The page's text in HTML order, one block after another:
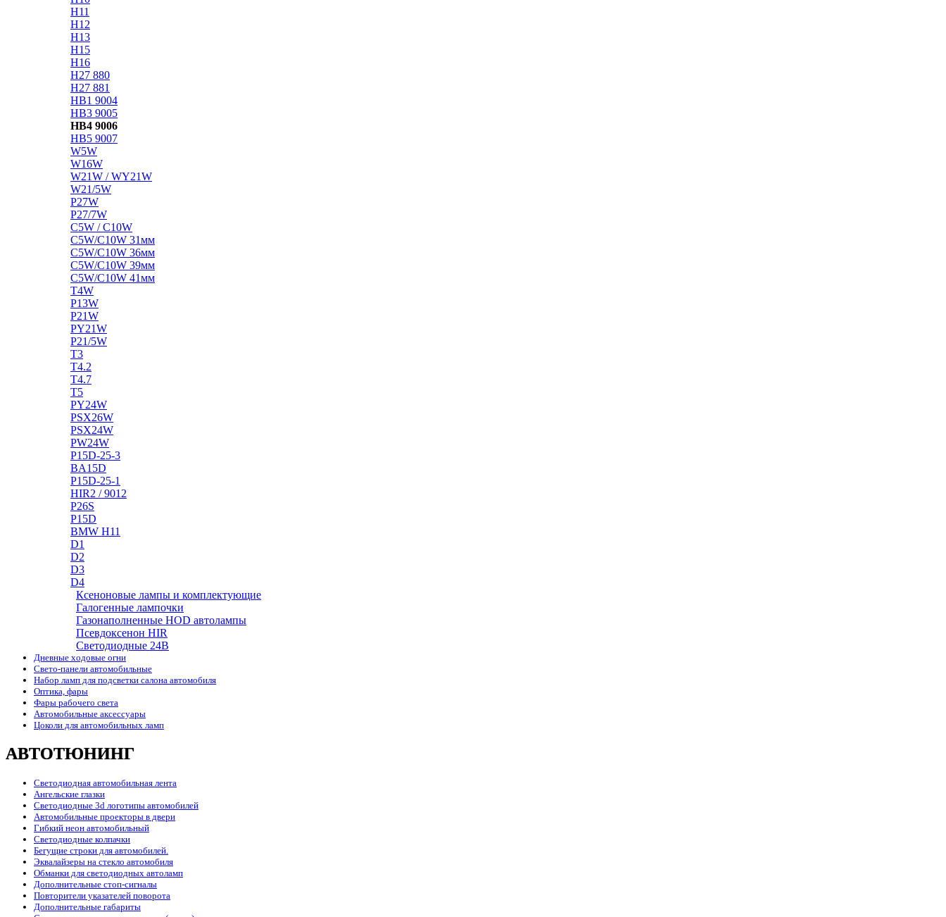
H11
H12
H13
H15
H16
H27 880
H27 881
HB1 9004
HB3 9005
HB4 9006
HB5 9007
W5W
W16W
W21W / WY21W
W21/5W
P27W
P27/7W
C5W / C10W
C5W/C10W 31мм
C5W/C10W 36мм
C5W/C10W 39мм
C5W/C10W 41мм
T4W
P13W
P21W
PY21W
P21/5W
T3
T4.2
T4.7
T5
PY24W
PSX26W
PSX24W
PW24W
P15D-25-3
BA15D
P15D-25-1
HIR2 / 9012
P26S
P15D
BMW H11
D1
D2
D3
D4
Ксеноновые лампы и комплектующие
Галогенные лампочки
Газонаполненные HOD автолампы
Псевдоксенон HIR
Cветодиодные 24B
Дневные ходовые огни
Свето-панели автомобильные
Набор ламп для подсветки салона автомобиля
Оптика, фары
Фары рабочего света
Автомобильные аксессуары
Цоколи для автомобильных ламп
АВТОТЮНИНГ
Светодиодная автомобильная лента
Ангельские глазки
Светодиодные 3d логотипы автомобилей
Автомобильные проекторы в двери
Гибкий неон автомобильный
Светодиодные колпачки
Бегущие строки для автомобилей.
Эквалайзеры на стекло автомобиля
Обманки для светодиодных автоламп
Дополнительные стоп-сигналы
Повторители указателей поворота
Дополнительные габариты